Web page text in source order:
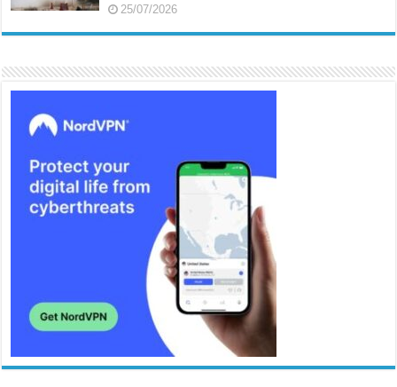
25/07/2026